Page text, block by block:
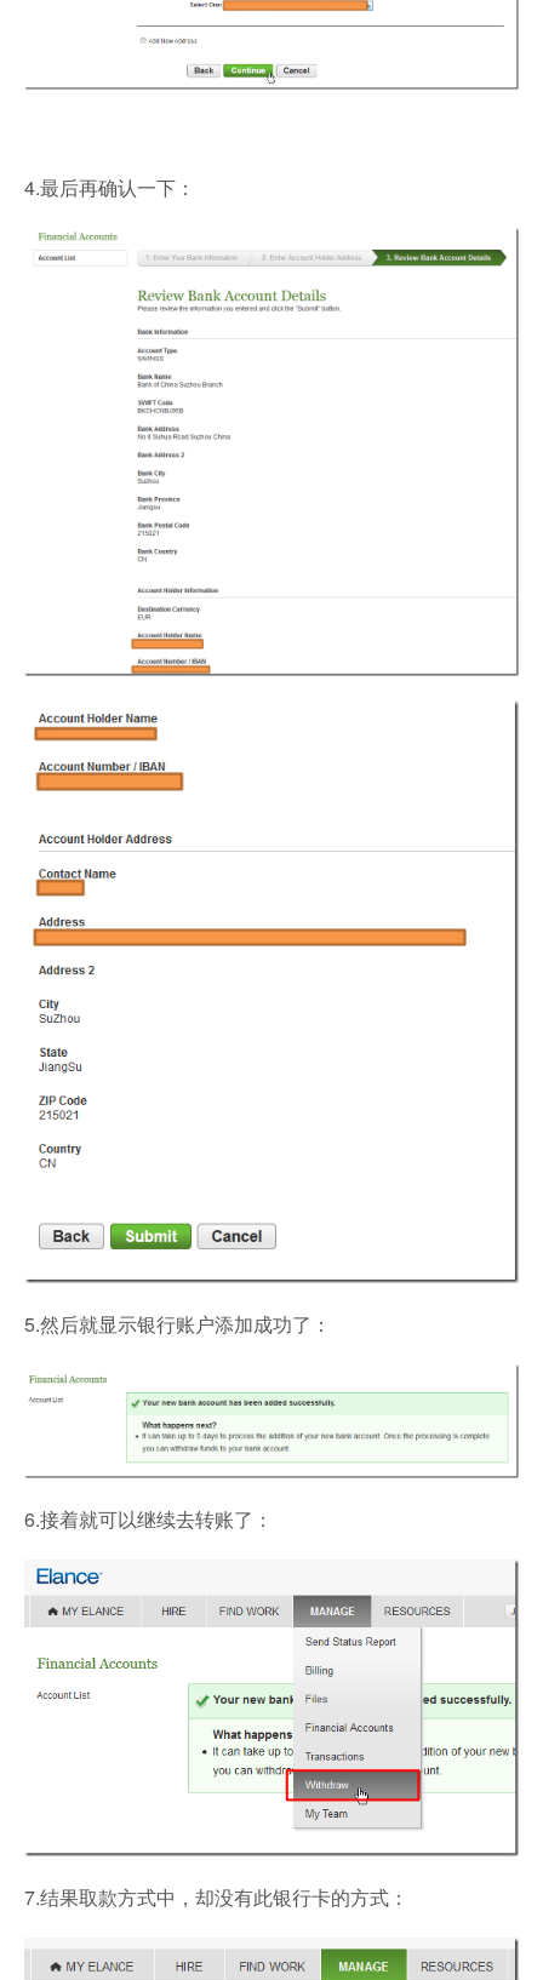
4.最后再确认一下：
5.然后就显示银行账户添加成功了：
6.接着就可以继续去转账了：
7.结果取款方式中，却没有此银行卡的方式：